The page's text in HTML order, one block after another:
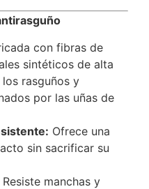
con fibras de
sintéticos de alta
rasguños y
por las uñas de
Ofrece una
sin sacrificar su
Resiste manchas y